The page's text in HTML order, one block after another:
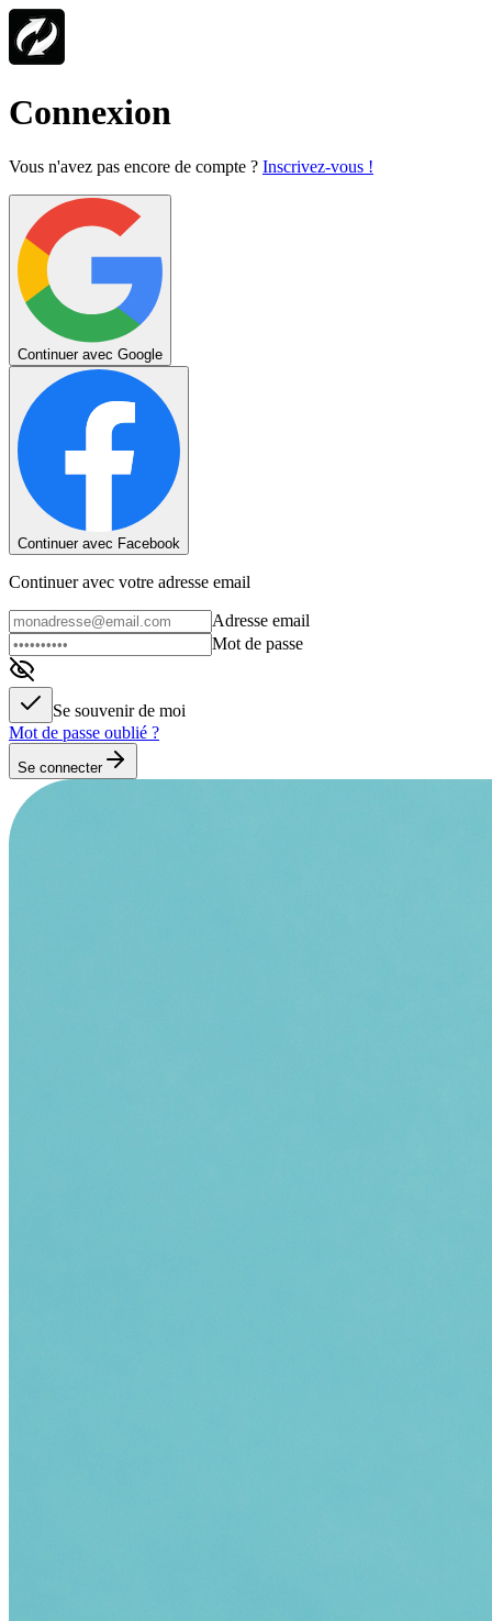
Connexion
Vous n'avez pas encore de compte ? Inscrivez-vous !
Continuer avec Google
Continuer avec Facebook
Continuer avec votre adresse email
Adresse email
Mot de passe
Se souvenir de moi
Mot de passe oublié ?
Se connecter